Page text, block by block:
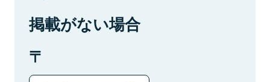
掲載がない場合